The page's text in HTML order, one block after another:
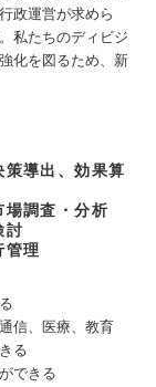
政運営が求めら
私たちのディビジ
化を図るため、新
策導出、効果算
場調査・分析
討
管理
信、医療、教育
る
できる